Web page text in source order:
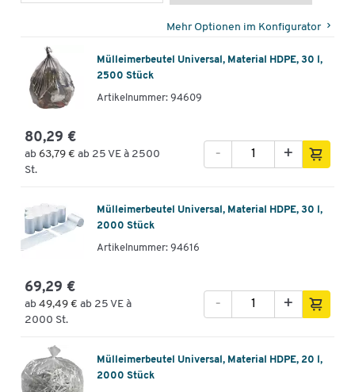
Mehr Optionen im Konfigurator
Mülleimerbeutel Universal, Material HDPE, 30 l,
2500 Stück
Artikelnummer: 94609
80,29 €
ab 63,79 € ab 25 VE à 2500
St.
+
-
Mülleimerbeutel Universal, Material HDPE, 30 l,
2000 Stück
Artikelnummer: 94616
69,29 €
ab 49,49 € ab 25 VE à
2000 St.
+
-
Mülleimerbeutel Universal, Material HDPE, 20 l,
2000 Stück